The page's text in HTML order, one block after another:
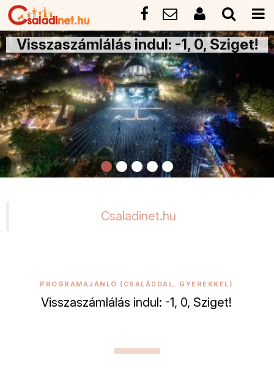
Visszaszámlálás indul: -1, 0, Sziget!
Csaladinet.hu
PROGRAMAJÁNLÓ (CSALÁDDAL, GYEREKKEL)
Visszaszámlálás indul: -1, 0, Sziget!